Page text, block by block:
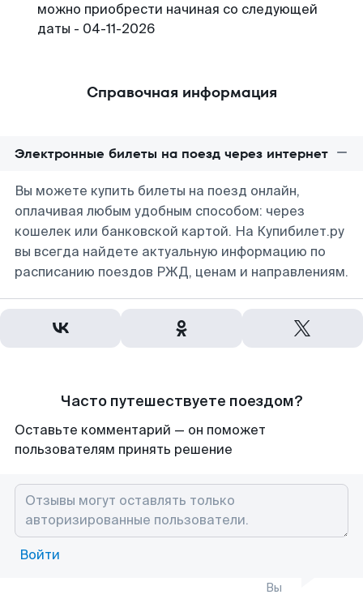
можно приобрести начиная со следующей
даты - 04-11-2026
Справочная информация
Электронные билеты на поезд через интернет
Вы можете купить билеты на поезд онлайн,
оплачивая любым удобным способом: через
кошелек или банковской картой. На Купибилет.ру
вы всегда найдете актуальную информацию по
расписанию поездов РЖД, ценам и направлениям.
Часто путешествуете поездом?
Оставьте комментарий — он поможет
пользователям принять решение
Войти
Вы